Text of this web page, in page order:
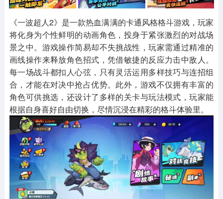
其他
1654款应用
游戏助手
515款应用
MOD游戏
1056款应用
《一波超人2》是一款热血满满的卡通风格格斗游戏，玩家
将化身为个性鲜明的动画角色，投身于紧张激烈的对战场
景之中。游戏操作简易却不失挑战性，玩家需通过精准的
画线操作来释放角色招式，凭借敏捷的反应力击中敌人。
每一场战斗都扣人心弦，只有灵活运用多样技巧与连招组
合，才能在对决中抢占优势。此外，游戏不仅拥有丰富的
角色可供挑选，还设计了多样的关卡与玩法模式，玩家能
根据自身喜好自由切换，尽情沉浸在精彩的格斗体验里。